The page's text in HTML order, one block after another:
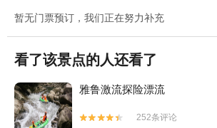
暂无门票预订，我们正在努力补充
看了该景点的人还看了
雅鲁激流探险漂流


252条评论